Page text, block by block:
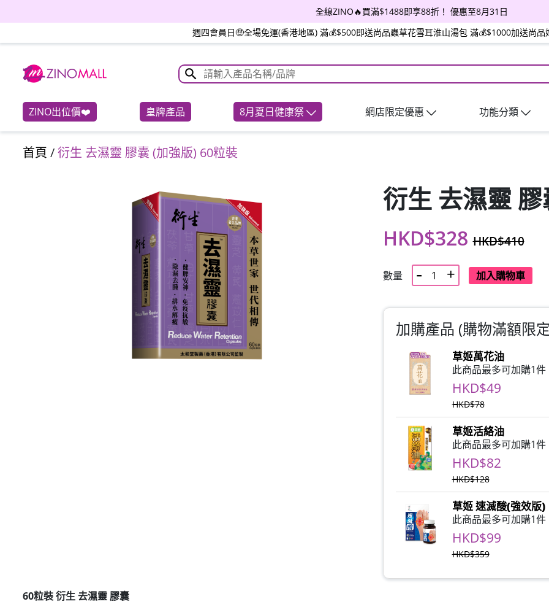
全線ZINO🔥買滿$1488即享88折！ 優惠至8月31日
週四會員日🤑全場免運(香港地區) 滿💰$500即送尚品蟲草花雪耳淮山湯包 滿💰$1000加送尚
ZINO出位價❤️ 皇牌產品 8月夏日健康祭 網店限定優惠 功能分類
首頁 /衍生 去濕靈 膠囊 (加強版) 60粒裝
衍生 去濕靈
HKD$328 HKD$410
數量 加入購物車
加購產品 (購物滿額限
草姬萬花油
此商品最多可加購1件
HKD$49
HKD$78
草姬活絡油
此商品最多可加購1件
HKD$82
HKD$128
草姬 速滅酸(強效版)
此商品最多可加購1件
HKD$99
HKD$359
草姬 益菌之白潤
60粒裝 衍生 去濕靈 膠囊